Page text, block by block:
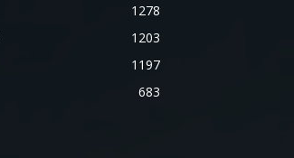
1278
1203
1197
683